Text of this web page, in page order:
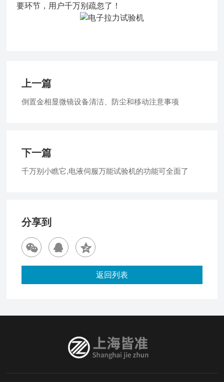
要环节，用户千万别疏忽了！
上一篇
倒置金相显微镜设备清洁、防尘和移动注意事项
下一篇
千万别小瞧它,电液伺服万能试验机的功能可全面了
分享到
返回列表